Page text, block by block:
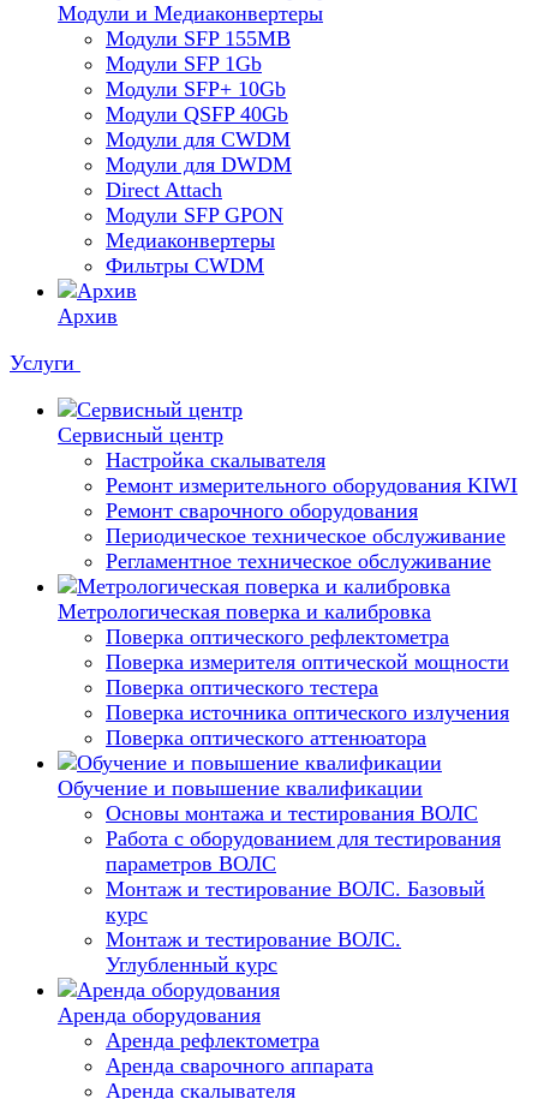
Модули и Медиаконвертеры
Модули SFP 155MB
Модули SFP 1Gb
Модули SFP+ 10Gb
Модули QSFP 40Gb
Модули для CWDM
Модули для DWDM
Direct Attach
Модули SFP GPON
Медиаконвертеры
Фильтры CWDM
Архив
Услуги
Сервисный центр
Настройка скалывателя
Ремонт измерительного оборудования KIWI
Ремонт сварочного оборудования
Периодическое техническое обслуживание
Регламентное техническое обслуживание
Метрологическая поверка и калибровка
Поверка оптического рефлектометра
Поверка измерителя оптической мощности
Поверка оптического тестера
Поверка источника оптического излучения
Поверка оптического аттенюатора
Обучение и повышение квалификации
Основы монтажа и тестирования ВОЛС
Работа с оборудованием для тестирования
параметров ВОЛС
Монтаж и тестирование ВОЛС. Базовый
курс
Монтаж и тестирование ВОЛС.
Углубленный курс
Аренда оборудования
Аренда рефлектометра
Аренда сварочного аппарата
Аренда скалывателя